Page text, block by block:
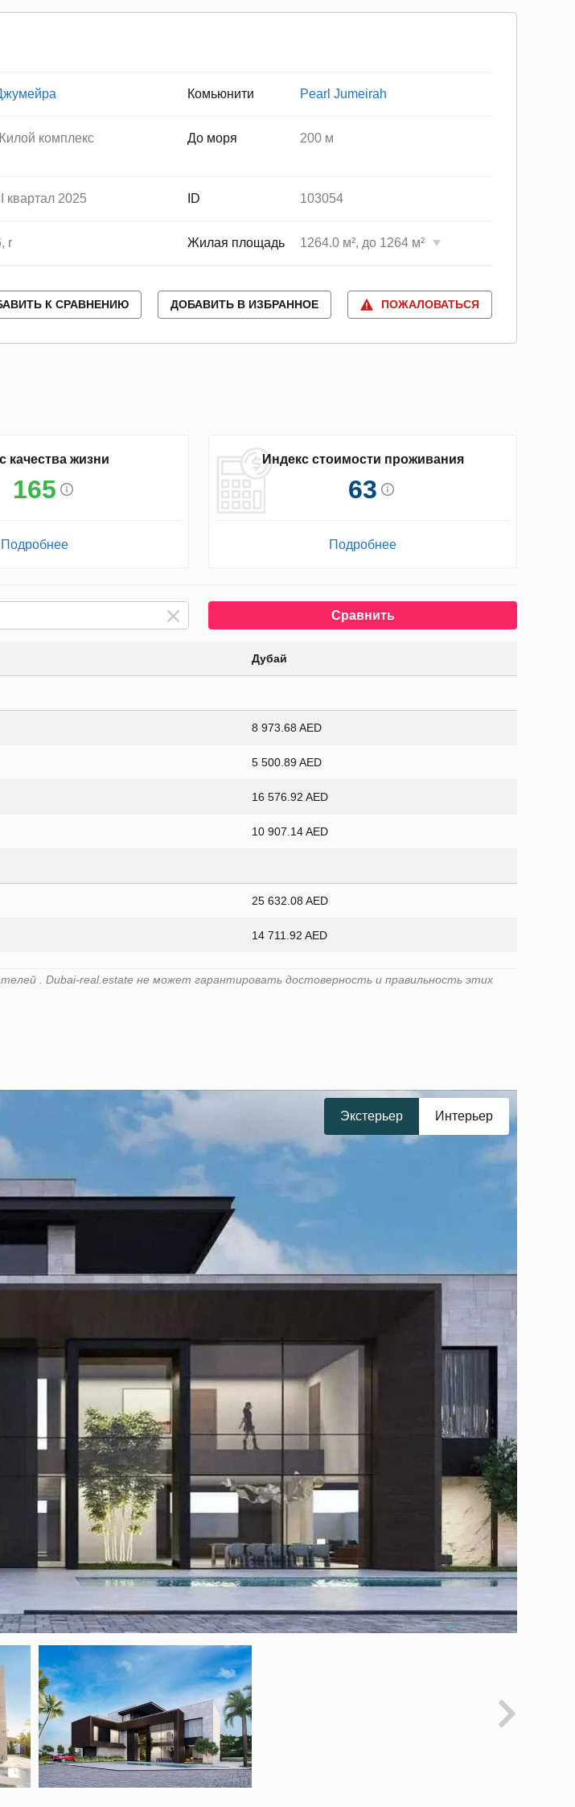
Комьюнити Pearl Jumeirah
комплекс До моря 200 м
III квартал 2025 ID 103054
r Жилая площадь 1264.0 м², до 1264 м²
К СРАВНЕНИЮ ДОБАВИТЬ В ИЗБРАННОЕ ПОЖАЛОВАТЬСЯ
качества жизни
165
Подробнее
Индекс стоимости проживания
63
Подробнее
Сравнить
Дубай
8 973.68 AED
5 500.89 AED
16 576.92 AED
10 907.14 AED
25 632.08 AED
14 711.92 AED
. Dubai-real.estate не может гарантировать достоверность и правильность этих
Экстерьер Интерьер